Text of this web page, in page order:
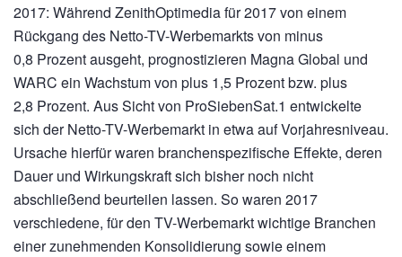
2017: Während ZenithOptimedia für 2017 von einem
Rückgang des Netto-TV-Werbemarkts von minus
0,8 Prozent ausgeht, prognostizieren Magna Global und
WARC ein Wachstum von plus 1,5 Prozent bzw. plus
2,8 Prozent. Aus Sicht von ProSiebenSat.1 entwickelte
sich der Netto-TV-Werbemarkt in etwa auf Vorjahresniveau.
Ursache hierfür waren branchenspezifische Effekte, deren
Dauer und Wirkungskraft sich bisher noch nicht
abschließend beurteilen lassen. So waren 2017
verschiedene, für den TV-Werbemarkt wichtige Branchen
einer zunehmenden Konsolidierung sowie einem